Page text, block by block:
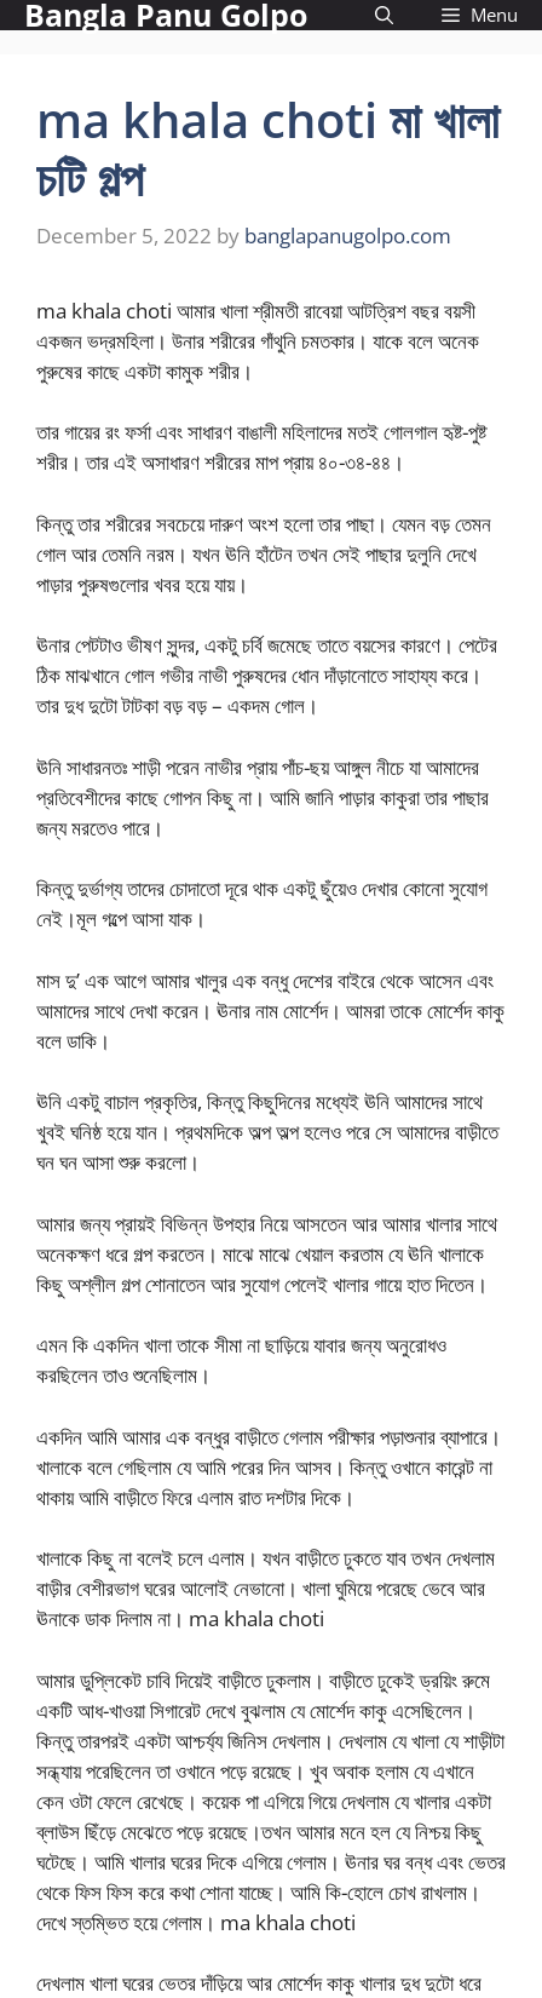
SkipBangla Panu Golpo Menu
ma khala choti মা খালা
চটি গল্প
December 5, 2022 by banglapanugolpo.com
ma khala choti আমার খালা শ্রীমতী রাবেয়া আটত্রিশ বছর বয়সী
একজন ভদ্রমহিলা। উনার শরীরের গাঁথুনি চমতকার। যাকে বলে অনেক
পুরুষের কাছে একটা কামুক শরীর।
তার গায়ের রং ফর্সা এবং সাধারণ বাঙালী মহিলাদের মতই গোলগাল হৃষ্ট-পুষ্ট
শরীর। তার এই অসাধারণ শরীরের মাপ প্রায় ৪০-৩৪-৪৪।
কিন্তু তার শরীরের সবচেয়ে দারুণ অংশ হলো তার পাছা। যেমন বড় তেমন
গোল আর তেমনি নরম। যখন ঊনি হাঁটেন তখন সেই পাছার দুলুনি দেখে
পাড়ার পুরুষগুলোর খবর হয়ে যায়।
ঊনার পেটটাও ভীষণ সুন্দর, একটু চর্বি জমেছে তাতে বয়সের কারণে। পেটের
ঠিক মাঝখানে গোল গভীর নাভী পুরুষদের ধোন দাঁড়ানোতে সাহায্য করে।
তার দুধ দুটো টাটকা বড় বড় – একদম গোল।
ঊনি সাধারনতঃ শাড়ী পরেন নাভীর প্রায় পাঁচ-ছয় আঙ্গুল নীচে যা আমাদের
প্রতিবেশীদের কাছে গোপন কিছু না। আমি জানি পাড়ার কাকুরা তার পাছার
জন্য মরতেও পারে।
কিন্তু দুর্ভাগ্য তাদের চোদাতো দূরে থাক একটু ছুঁয়েও দেখার কোনো সুযোগ
নেই।মূল গল্পে আসা যাক।
মাস দু’ এক আগে আমার খালুর এক বন্ধু দেশের বাইরে থেকে আসেন এবং
আমাদের সাথে দেখা করেন। ঊনার নাম মোর্শেদ। আমরা তাকে মোর্শেদ কাকু
বলে ডাকি।
ঊনি একটু বাচাল প্রকৃতির, কিন্তু কিছুদিনের মধ্যেই ঊনি আমাদের সাথে
খুবই ঘনিষ্ঠ হয়ে যান। প্রথমদিকে অল্প অল্প হলেও পরে সে আমাদের বাড়ীতে
ঘন ঘন আসা শুরু করলো।
আমার জন্য প্রায়ই বিভিন্ন উপহার নিয়ে আসতেন আর আমার খালার সাথে
অনেকক্ষণ ধরে গল্প করতেন। মাঝে মাঝে খেয়াল করতাম যে ঊনি খালাকে
কিছু অশ্লীল গল্প শোনাতেন আর সুযোগ পেলেই খালার গায়ে হাত দিতেন।
এমন কি একদিন খালা তাকে সীমা না ছাড়িয়ে যাবার জন্য অনুরোধও
করছিলেন তাও শুনেছিলাম।
একদিন আমি আমার এক বন্ধুর বাড়ীতে গেলাম পরীক্ষার পড়াশুনার ব্যাপারে।
খালাকে বলে গেছিলাম যে আমি পরের দিন আসব। কিন্তু ওখানে কারেন্ট না
থাকায় আমি বাড়ীতে ফিরে এলাম রাত দশটার দিকে।
খালাকে কিছু না বলেই চলে এলাম। যখন বাড়ীতে ঢুকতে যাব তখন দেখলাম
বাড়ীর বেশীরভাগ ঘরের আলোই নেভানো। খালা ঘুমিয়ে পরেছে ভেবে আর
ঊনাকে ডাক দিলাম না। ma khala choti
আমার ডুপ্লিকেট চাবি দিয়েই বাড়ীতে ঢুকলাম। বাড়ীতে ঢুকেই ড্রয়িং রুমে
একটি আধ-খাওয়া সিগারেট দেখে বুঝলাম যে মোর্শেদ কাকু এসেছিলেন।
কিন্তু তারপরই একটা আশ্চর্য্য জিনিস দেখলাম। দেখলাম যে খালা যে শাড়ীটা
সন্ধ্যায় পরেছিলেন তা ওখানে পড়ে রয়েছে। খুব অবাক হলাম যে এখানে
কেন ওটা ফেলে রেখেছে। কয়েক পা এগিয়ে গিয়ে দেখলাম যে খালার একটা
ব্লাউস ছিঁড়ে মেঝেতে পড়ে রয়েছে।তখন আমার মনে হল যে নিশ্চয় কিছু
ঘটেছে। আমি খালার ঘরের দিকে এগিয়ে গেলাম। ঊনার ঘর বন্ধ এবং ভেতর
থেকে ফিস ফিস করে কথা শোনা যাচ্ছে। আমি কি-হোলে চোখ রাখলাম।
দেখে স্তম্ভিত হয়ে গেলাম। ma khala choti
দেখলাম খালা ঘরের ভেতর দাঁড়িয়ে আর মোর্শেদ কাকু খালার দুধ দুটো ধরে